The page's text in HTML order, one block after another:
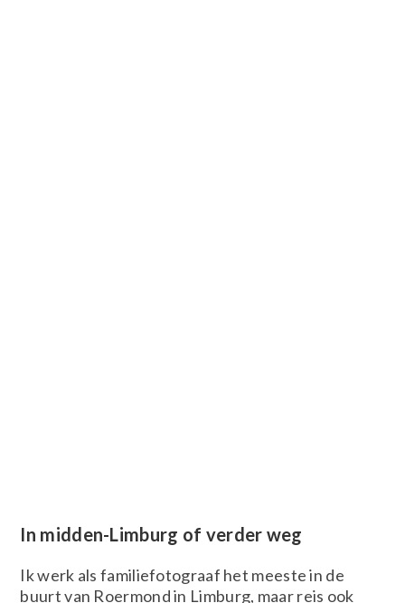
In midden-Limburg of verder weg
Ik werk als familiefotograaf het meeste in de
buurt van Roermond in Limburg, maar reis ook